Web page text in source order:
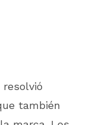
resolvió
también